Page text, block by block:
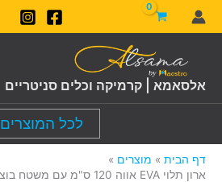
דילוג
לתוכן
אלסאמא | קרמיקה וכלים סניטריים
לכל המוצרים
דף הבית
מוצרים
ארון תלוי EVA אווה 120 ס"מ עם משטח בוצ'ר\קוריאן